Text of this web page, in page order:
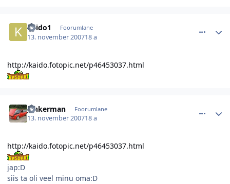
kaido1 Foorumlane
13. november 200718 a
http://kaido.fotopic.net/p46453037.html
j6hkerman Foorumlane
13. november 200718 a
http://kaido.fotopic.net/p46453037.html
jap:D
siis ta oli veel minu oma:D